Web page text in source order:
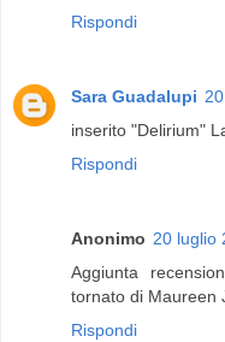
Rispondi
Sara Guadalupi
inserito "Delirium"
Rispondi
Anonimo 20 luglio
Aggiunta
tornato di Maureen
Rispondi